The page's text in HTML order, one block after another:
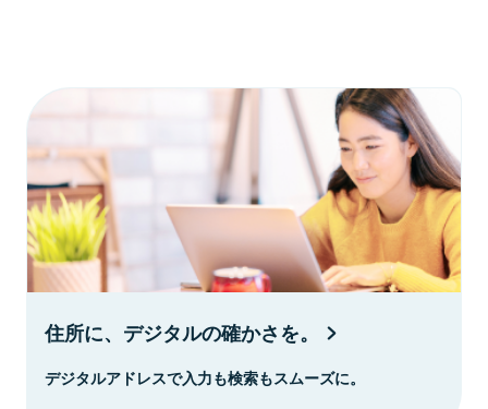
住所に、デジタルの確かさを。
デジタルアドレスで入力も検索もスムーズに。